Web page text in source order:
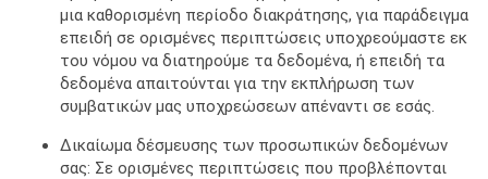
μια καθορισμένη περίοδο διακράτησης, για παράδειγμα
επειδή σε ορισμένες περιπτώσεις υποχρεούμαστε εκ
του νόμου να διατηρούμε τα δεδομένα, ή επειδή τα
δεδομένα απαιτούνται για την εκπλήρωση των
συμβατικών μας υποχρεώσεων απέναντι σε εσάς.
Δικαίωμα δέσμευσης των προσωπικών δεδομένων
σας: Σε ορισμένες περιπτώσεις που προβλέπονται